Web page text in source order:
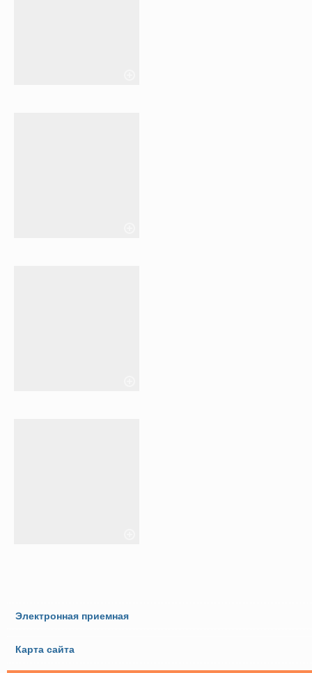
Электронная приемная
Карта сайта